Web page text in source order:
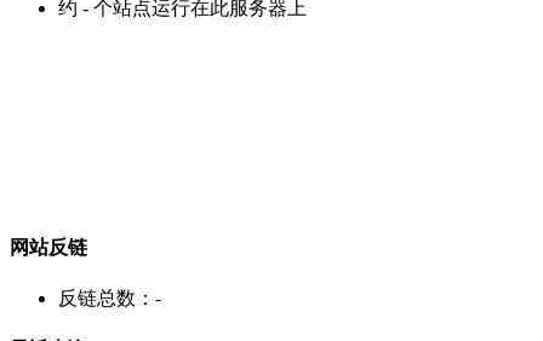
约 - 个站点运行在此服务器上
网站反链
反链总数： -